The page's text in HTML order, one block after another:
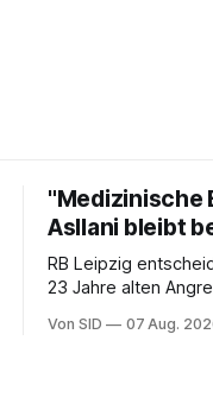
"Medizinische
Asllani bleibt
RB Leipzig
23 Jahre alten
Von SID 07 Aug.